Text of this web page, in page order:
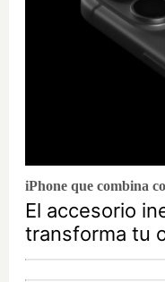
iPhone que combina
El accesorio
transforma tu